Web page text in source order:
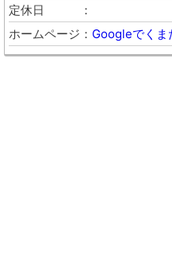
定休日
ホームページ
Googleでくま